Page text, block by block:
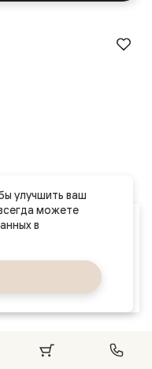
улучшить ваш
можете
в